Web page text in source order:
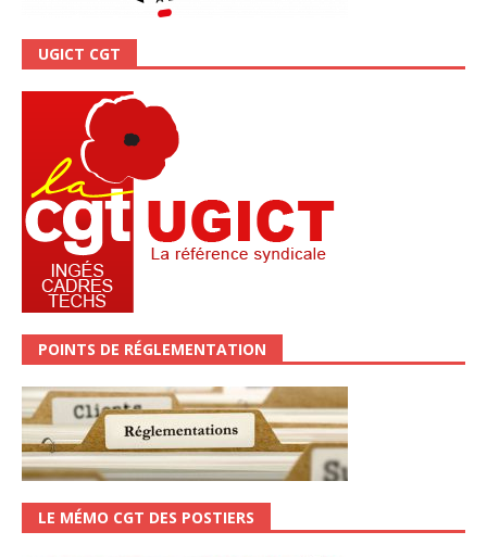
UGICT CGT
POINTS DE RÉGLEMENTATION
LE MÉMO CGT DES POSTIERS